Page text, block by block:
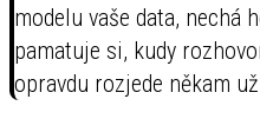
modelu vaše data, nechá
pamatuje si, kudy
opravdu rozjede někam